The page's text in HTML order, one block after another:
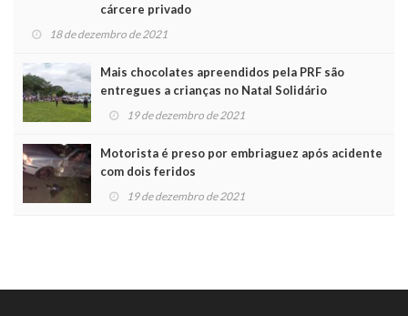
cárcere privado
18 de dezembro de 2021
Mais chocolates apreendidos pela PRF são
entregues a crianças no Natal Solidário
19 de dezembro de 2021
Motorista é preso por embriaguez após acidente
com dois feridos
19 de dezembro de 2021